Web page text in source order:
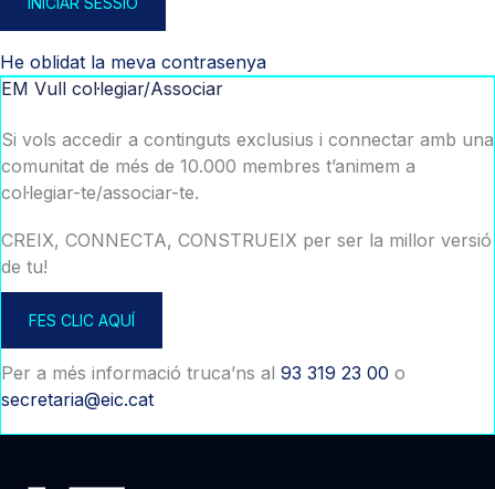
He oblidat la meva contrasenya
EM Vull col·legiar/Associar
Si vols accedir a continguts exclusius i connectar amb una
comunitat de més de 10.000 membres t’animem a
col·legiar-te/associar-te.
CREIX, CONNECTA, CONSTRUEIX per ser la millor versió
de tu!
FES CLIC AQUÍ
Per a més informació truca’ns al 93 319 23 00 o
secretaria@eic.cat